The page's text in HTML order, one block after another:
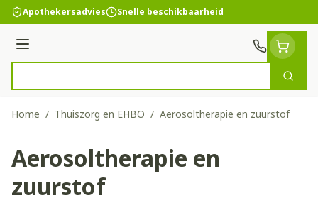
Ga naar de inhoud
Apothekersadvies Snelle beschikbaarheid
Menu
Zoek
Home / Thuiszorg en EHBO / Aerosoltherapie en zuurstof
Aerosoltherapie en
zuurstof